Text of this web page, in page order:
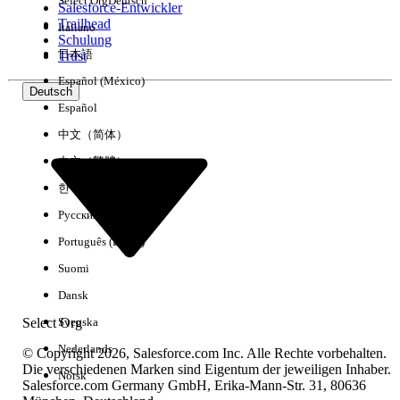
Erfahrung
Keine Ergebnisse
Salesforce-Entwickler
Trailhead
Schulung
Trust
Deutsch
Select Org
Italiano
日本語
Español (México)
Español
中文（简体）
中文（繁體）
한국어
Русский
Português (Brasil)
Suomi
Dansk
Svenska
Nederlands
Norsk
© Copyright 2026, Salesforce.com Inc. Alle Rechte vorbehalten.
Die verschiedenen Marken sind Eigentum der jeweiligen Inhaber.
Salesforce.com Germany GmbH, Erika-Mann-Str. 31, 80636